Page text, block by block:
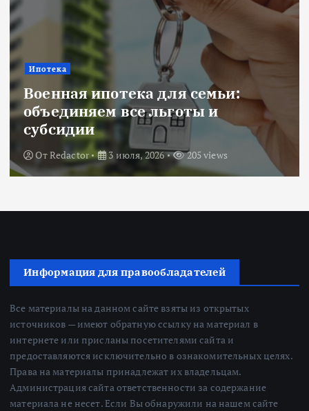
Новости
Title: ИИ в финансовом секторе:
оценка рисков и выбор банка
ОтRedactor 18 июня, 2026 224 views
Информация для правообладателей
Все материалы на данном сайте взяты из открытых
источников — имеют обратную ссылку на материал в
интернете или присланы посетителями сайта и
предоставляются исключительно в ознакомительных целях.
Права на материалы принадлежат их владельцам.
Администрация сайта ответственности за содержание
материала не несет. Если Вы обнаружили на нашем сайте